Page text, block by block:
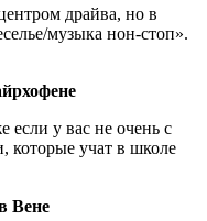
драйва, но в
музыка нон-стоп».
если у вас не очень с
которые учат в школе
Вене